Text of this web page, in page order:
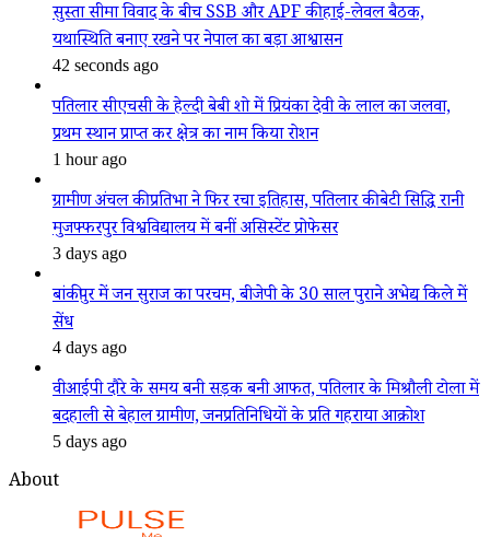
सुस्ता सीमा विवाद के बीच SSB और APF की हाई-लेवल बैठक,
यथास्थिति बनाए रखने पर नेपाल का बड़ा आश्वासन
42 seconds ago
पतिलार सीएचसी के हेल्दी बेबी शो में प्रियंका देवी के लाल का जलवा,
प्रथम स्थान प्राप्त कर क्षेत्र का नाम किया रोशन
1 hour ago
ग्रामीण अंचल की प्रतिभा ने फिर रचा इतिहास, पतिलार की बेटी सिद्धि रानी
मुजफ्फरपुर विश्वविद्यालय में बनीं असिस्टेंट प्रोफेसर
3 days ago
बांकीपुर में जन सुराज का परचम, बीजेपी के 30 साल पुराने अभेद्य किले में
सेंध
4 days ago
वीआईपी दौरे के समय बनी सड़क बनी आफत, पतिलार के मिश्रौली टोला में
बदहाली से बेहाल ग्रामीण, जनप्रतिनिधियों के प्रति गहराया आक्रोश
5 days ago
About